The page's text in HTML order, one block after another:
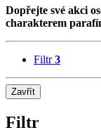
Dopřejte své akci
charakterem
Filtr3
Zavřít
Filtr